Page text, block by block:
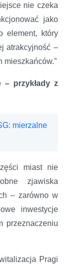
nie czeka
jako
element, który
atrakcyjność –
mieszkańców.”
– przykłady z
mierzalne
miast nie
zjawiska
– zarówno w
inwestycje
przeznaczeniu
Pragi